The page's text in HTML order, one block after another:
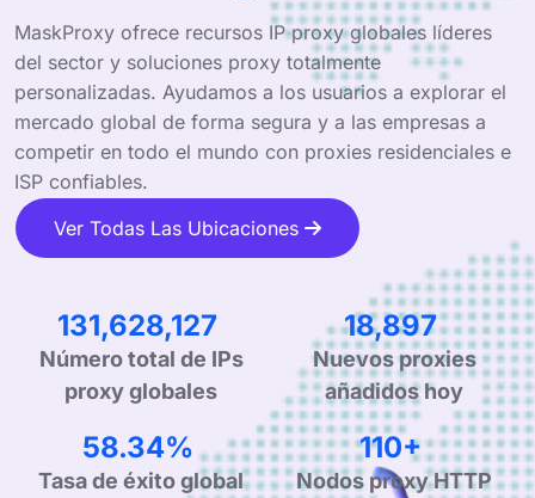
MaskProxy ofrece recursos IP proxy globales líderes
del sector y soluciones proxy totalmente
personalizadas. Ayudamos a los usuarios a explorar el
mercado global de forma segura y a las empresas a
competir en todo el mundo con proxies residenciales e
ISP confiables.
Ver Todas Las Ubicaciones
213,800,600
Número total de IPs
proxy globales
30,694
Nuevos proxies
añadidos hoy
95.33%
Tasa de éxito global
181+
Nodos proxy HTTP